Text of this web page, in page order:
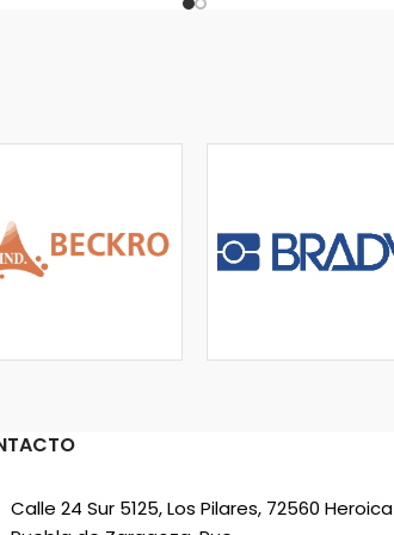
Calle 24 Sur 5125, Los Pilares, 72560 Heroica